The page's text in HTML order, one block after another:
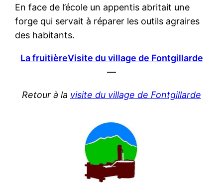
En face de l’école un appentis abritait une
forge qui servait à réparer les outils agraires
des habitants.
La fruitièreVisite du village de Fontgillarde
—
Retour à la visite du village de Fontgillarde